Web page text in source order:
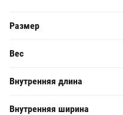
Размер
Вес
Внутренняя длина
Внутренняя ширина